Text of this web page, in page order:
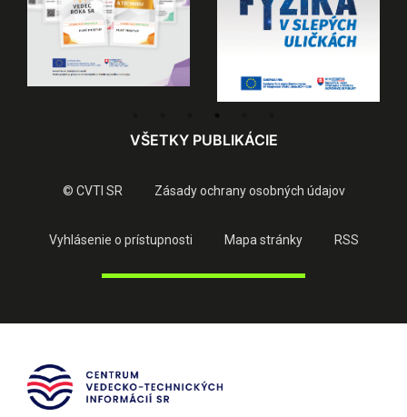
VŠETKY PUBLIKÁCIE
© CVTI SR Zásady ochrany osobných údajov
Vyhlásenie o prístupnosti Mapa stránky RSS